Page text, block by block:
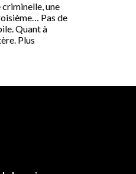
une
Pas de
Quant à
Plus